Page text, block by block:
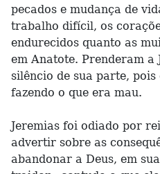
pecados e mudança de
trabalho difícil, os
endurecidos quanto as
em Anatote. Prenderam a
silêncio de sua parte,
fazendo o que era mau.
Jeremias foi odiado por
advertir sobre as
abandonar a Deus, em